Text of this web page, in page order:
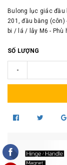
Bulong lục giác đầu
201, đầu bằng (côn)
bi / lá / lẫy M6 - Phù
SỐ LƯỢNG
-